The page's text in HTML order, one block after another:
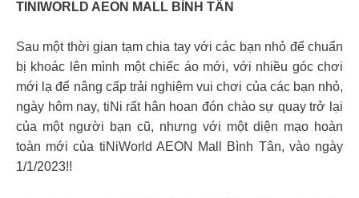
TINIWORLD AEON MALL BÌNH TÂN
Sau một thời gian tạm chia tay với các bạn nhỏ để chuẩn
bị khoác lên mình một chiếc áo mới, với nhiều góc chơi
mới lạ để nâng cấp trải nghiệm vui chơi của các bạn nhỏ,
ngày hôm nay, tiNi rất hân hoan đón chào sự quay trở lại
của một người bạn cũ, nhưng với một diện mạo hoàn
toàn mới của tiNiWorld AEON Mall Bình Tân, vào ngày
1/1/2023!!